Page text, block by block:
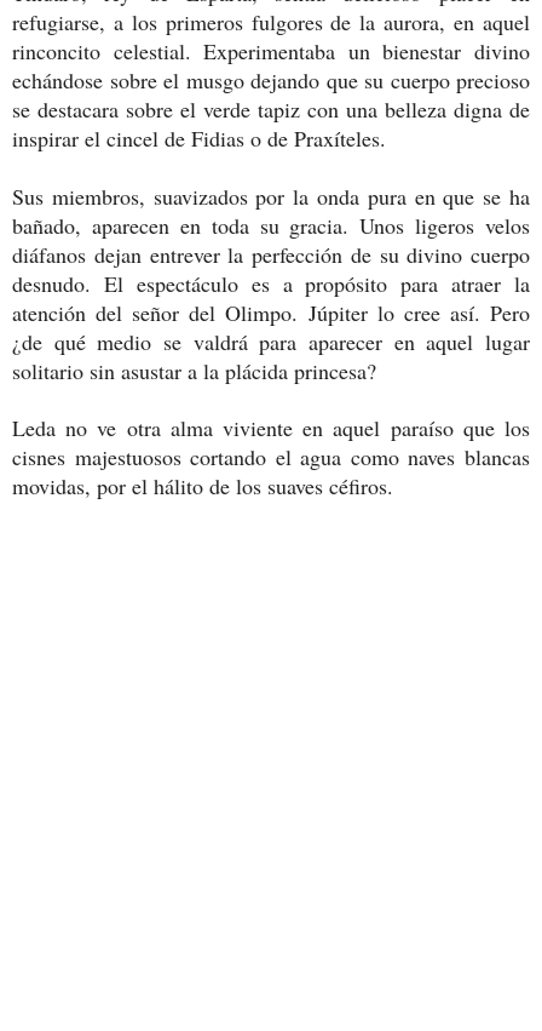
refugiarse, a los primeros fulgores de la aurora, en aquel
rinconcito celestial. Experimentaba un bienestar divino
echándose sobre el musgo dejando que su cuerpo precioso
se destacara sobre el verde tapiz con una belleza digna de
inspirar el cincel de Fidias o de Praxíteles.
Sus miembros, suavizados por la onda pura en que se ha
bañado, aparecen en toda su gracia. Unos ligeros velos
diáfanos dejan entrever la perfección de su divino cuerpo
desnudo. El espectáculo es a propósito para atraer la
atención del señor del Olimpo. Júpiter lo cree así. Pero
¿de qué medio se valdrá para aparecer en aquel lugar
solitario sin asustar a la plácida princesa?
Leda no ve otra alma viviente en aquel paraíso que los
cisnes majestuosos cortando el agua como naves blancas
movidas, por el hálito de los suaves céfiros.